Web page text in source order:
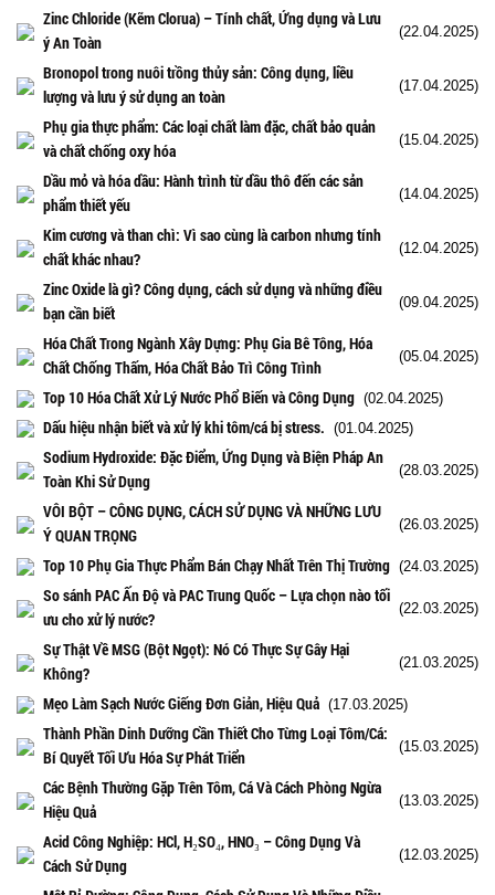
Zinc Chloride (Kẽm Clorua) – Tính chất, Ứng dụng và Lưu
ý An Toàn
(22.04.2025)
Bronopol trong nuôi trồng thủy sản: Công dụng, liều
lượng và lưu ý sử dụng an toàn
(17.04.2025)
Phụ gia thực phẩm: Các loại chất làm đặc, chất bảo quản
và chất chống oxy hóa
(15.04.2025)
Dầu mỏ và hóa dầu: Hành trình từ dầu thô đến các sản
phẩm thiết yếu
(14.04.2025)
Kim cương và than chì: Vì sao cùng là carbon nhưng tính
chất khác nhau?
(12.04.2025)
Zinc Oxide là gì? Công dụng, cách sử dụng và những điều
bạn cần biết
(09.04.2025)
Hóa Chất Trong Ngành Xây Dựng: Phụ Gia Bê Tông, Hóa
Chất Chống Thấm, Hóa Chất Bảo Trì Công Trình
(05.04.2025)
Top 10 Hóa Chất Xử Lý Nước Phổ Biến và Công Dụng (02.04.2025)
Dấu hiệu nhận biết và xử lý khi tôm/cá bị stress. (01.04.2025)
Sodium Hydroxide: Đặc Điểm, Ứng Dụng và Biện Pháp An
Toàn Khi Sử Dụng
(28.03.2025)
VÔI BỘT – CÔNG DỤNG, CÁCH SỬ DỤNG VÀ NHỮNG LƯU
Ý QUAN TRỌNG
(26.03.2025)
Top 10 Phụ Gia Thực Phẩm Bán Chạy Nhất Trên Thị Trường (24.03.2025)
So sánh PAC Ấn Độ và PAC Trung Quốc – Lựa chọn nào tối
ưu cho xử lý nước?
(22.03.2025)
Sự Thật Về MSG (Bột Ngọt): Nó Có Thực Sự Gây Hại
Không?
(21.03.2025)
Mẹo Làm Sạch Nước Giếng Đơn Giản, Hiệu Quả (17.03.2025)
Thành Phần Dinh Dưỡng Cần Thiết Cho Từng Loại Tôm/Cá:
Bí Quyết Tối Ưu Hóa Sự Phát Triển
(15.03.2025)
Các Bệnh Thường Gặp Trên Tôm, Cá Và Cách Phòng Ngừa
Hiệu Quả
(13.03.2025)
Acid Công Nghiệp: HCl, H₂SO₄, HNO₃ – Công Dụng Và
Cách Sử Dụng
(12.03.2025)